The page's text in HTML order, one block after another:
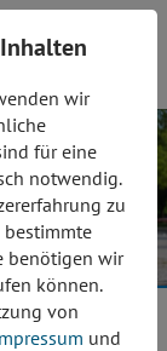
wir
für eine
notwendig.
zu
bestimmte
benötigen wir
können.
von
und